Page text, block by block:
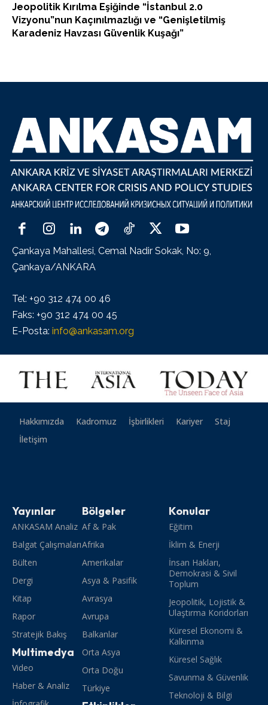
Jeopolitik Kırılma Eşiğinde “İstanbul 2.0
Vizyonu”nun Kaçınılmazlığı ve “Genişletilmiş
Karadeniz Havzası Güvenlik Kuşağı”
Çankaya Mahallesi, Cemal Nadir Sokak, No: 9,
Çankaya/ANKARA
Tel: +90 312 474 00 46
Faks: +90 312 474 00 45
E-Posta: info@ankasam.org
Hakkımızda Kadromuz İşbirlikleri Kariyer
Staj
İletişim
Yayınlar
ANKASAM Analiz
Balgat Çalışmaları
Bülten
Dergi
Kitap
Rapor
Stratejik Bakış
Multimedya
Video
Haber & Analiz
Bölgeler
Af & Pak
Afrika
Amerikalar
Asya & Pasifik
Avrasya
Avrupa
Balkanlar
Orta Asya
Orta Doğu
Türkiye
Konular
Eğitim
İklim & Enerji
İnsan Hakları,
Demokrasi & Sivil
Toplum
Jeopolitik, Lojistik &
Ulaştırma Koridorları
Küresel Ekonomi &
Kalkınma
Küresel Sağlık
Savunma & Güvenlik
Teknoloji & Bilgi